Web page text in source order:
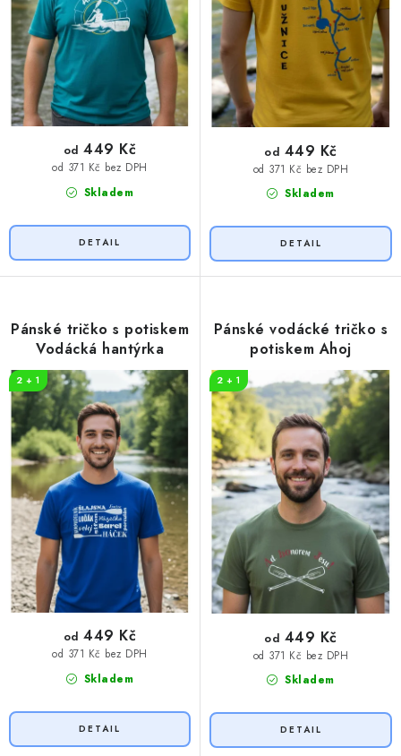
ů
Skladem
od 371 Kč bez DPH
od 449 Kč
Skladem
od 371 Kč bez DPH
od 449 Kč
Pánské tričko s potiskem
Vodácká hantýrka
2 + 1
Skladem
od 371 Kč bez DPH
od 449 Kč
Pánské vodácké tričko s
potiskem Ahoj
2 + 1
Skladem
od 371 Kč bez DPH
od 449 Kč